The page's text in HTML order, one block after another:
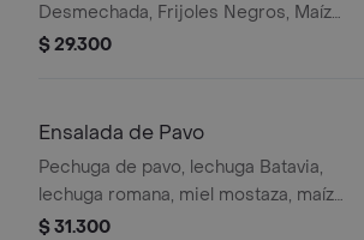
Desmechada, Frijoles Negros, Maíz
tierno, Queso mozzarella, Guacamole,
$ 29.300
Ensalada de Pavo
Pechuga de pavo, lechuga Batavia,
lechuga romana, miel mostaza, maíz
tierno, tomate chonto, croutones y
$ 31.300